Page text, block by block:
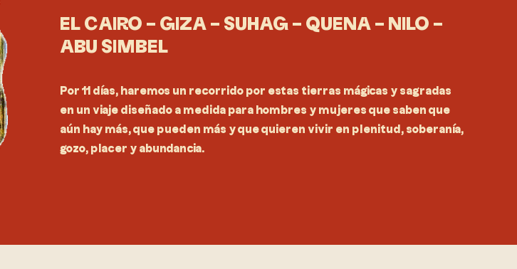
EL CAIRO – GIZA – SUHAG – QUENA – NILO –
ABU SIMBEL
Por 11 días, haremos un recorrido por estas tierras mágicas y sagradas
en un viaje diseñado a medida para hombres y mujeres que saben que
aún hay más, que pueden más y que quieren vivir en plenitud, soberanía,
gozo, placer y abundancia.